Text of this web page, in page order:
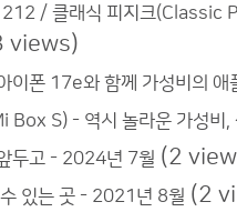
/ 클래식 피지크(Classic
views)
이폰 17e와 함께 가성비의 애
Box S) - 역시 놀라운 가성비,
두고 - 2024년 7월 (2
있는 곳 - 2021년 8월 (2